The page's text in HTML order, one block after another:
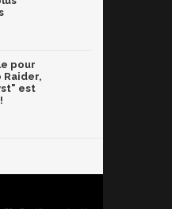
pour
Raider,
est